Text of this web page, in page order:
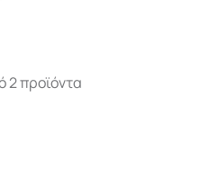
2 προϊόντα